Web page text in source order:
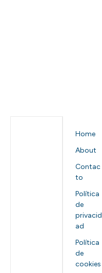
Home
About
Contac
to
Política
de
privacid
ad
Política
de
cookies